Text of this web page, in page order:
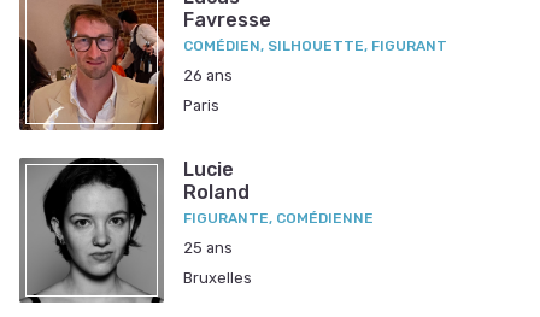
Favresse
COMÉDIEN, SILHOUETTE, FIGURANT
26 ans
Paris
Lucie
Roland
FIGURANTE, COMÉDIENNE
25 ans
Bruxelles